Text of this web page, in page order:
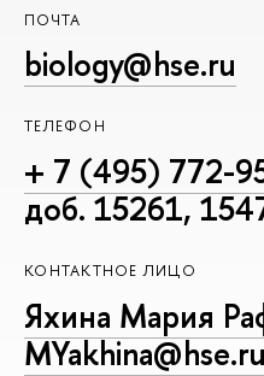
ПОЧТА
biology@hse.ru
ТЕЛЕФОН
+ 7 (495) 772-
доб. 15261,
КОНТАКТНОЕ ЛИЦО
Яхина Мария